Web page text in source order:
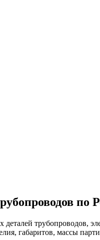
по
трубопроводов,
габаритов, массы